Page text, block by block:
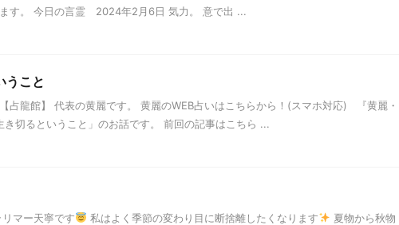
す。 今日の言霊 2024年2月6日 気力。 意で出 ...
うこと
占龍館】 代表の黄麗です。 黄麗のWEB占いはこちらから！(スマホ対応) 『黄麗・
切るということ」のお話です。 前回の記事はこちら ...
マー天寧です 私はよく季節の変わり目に断捨離したくなります
夏物から秋物